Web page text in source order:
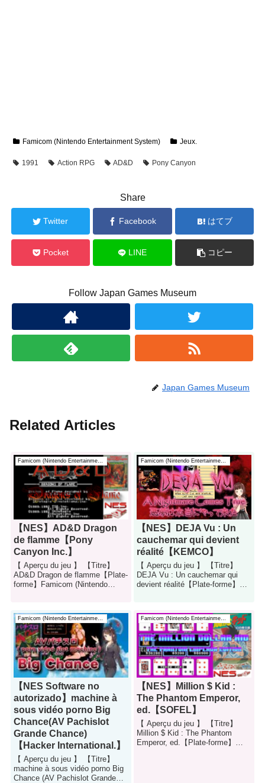
Famicom (Nintendo Entertainment System) Jeux.
1991 Action RPG AD&D Pony Canyon
Share
Twitter Facebook はてブ
Pocket LINE コピー
Follow Japan Games Museum
Japan Games Museum
Related Articles
Famicom (Nintendo Entertainment System)
【NES】AD&D Dragon
de flamme【Pony
Canyon Inc.】
【 Aperçu du jeu 】 【Titre】
AD&D Dragon de flamme【Plate-
forme】Famicom (Nintendo
Famicom (Nintendo Entertainment System)
【NES】DEJA Vu : Un
cauchemar qui devient
réalité【KEMCO】
【 Aperçu du jeu 】 【Titre】
DEJA Vu : Un cauchemar qui
devient réalité【Plate-forme】
Famicom (Nintendo Entertainment System)
【NES Software no
autorizado】machine à
sous vidéo porno Big
Chance(AV Pachislot
Grande Chance)
【Hacker International.】
【 Aperçu du jeu 】 【Titre】
machine à sous vidéo porno Big
Chance (AV Pachislot Grande
Famicom (Nintendo Entertainment System)
【NES】Million $ Kid :
The Phantom Emperor,
ed.【SOFEL】
【 Aperçu du jeu 】 【Titre】
Million $ Kid : The Phantom
Emperor, ed.【Plate-forme】